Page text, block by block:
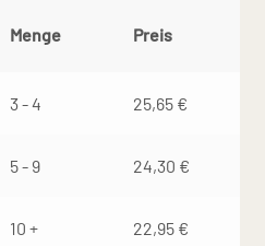
Menge Preis
3 - 4 25,65 €
5 - 9 24,30 €
10 + 22,95 €